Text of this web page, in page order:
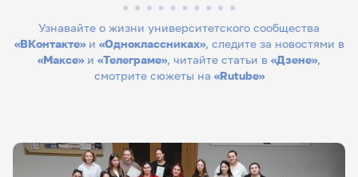
Узнавайте о жизни университетского сообщества
«ВКонтакте»и «Одноклассниках», следите за новостями в
«Максе» и «Телеграме», читайте статьи в «Дзене»,
смотрите сюжеты на «Rutube»